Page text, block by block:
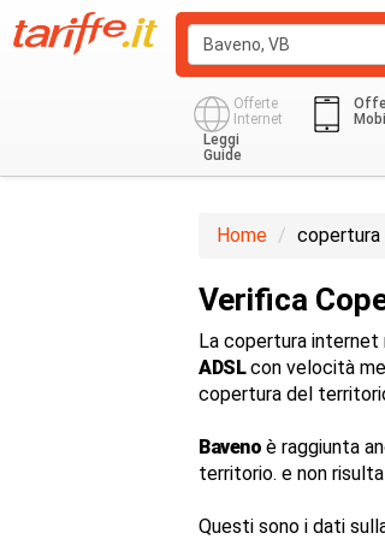
Offerte
Internet
Leggi
Guide
Home copertura
Verifica
La copertura
ADSLcon velocità
copertura del
Baveno è raggiunta
territorio. e non
Questi sono i dati